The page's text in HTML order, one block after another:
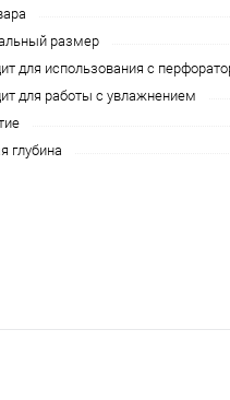
размер
для использования с
для работы с увлажнением
глубина